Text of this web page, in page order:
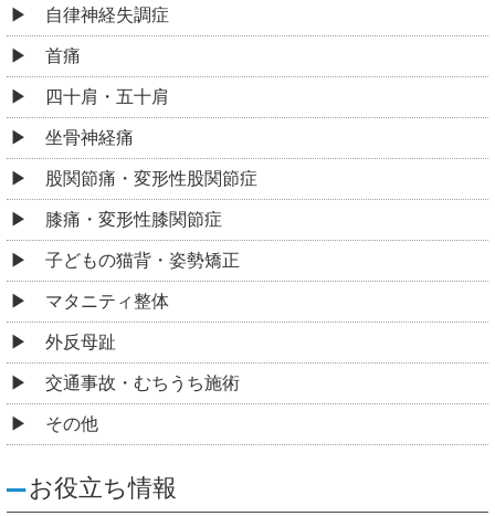
自律神経失調症
首痛
四十肩・五十肩
坐骨神経痛
股関節痛・変形性股関節症
膝痛・変形性膝関節症
子どもの猫背・姿勢矯正
マタニティ整体
外反母趾
交通事故・むちうち施術
その他
お役立ち情報